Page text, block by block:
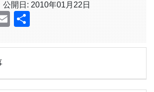
公開日: 2010年01月22日
Email